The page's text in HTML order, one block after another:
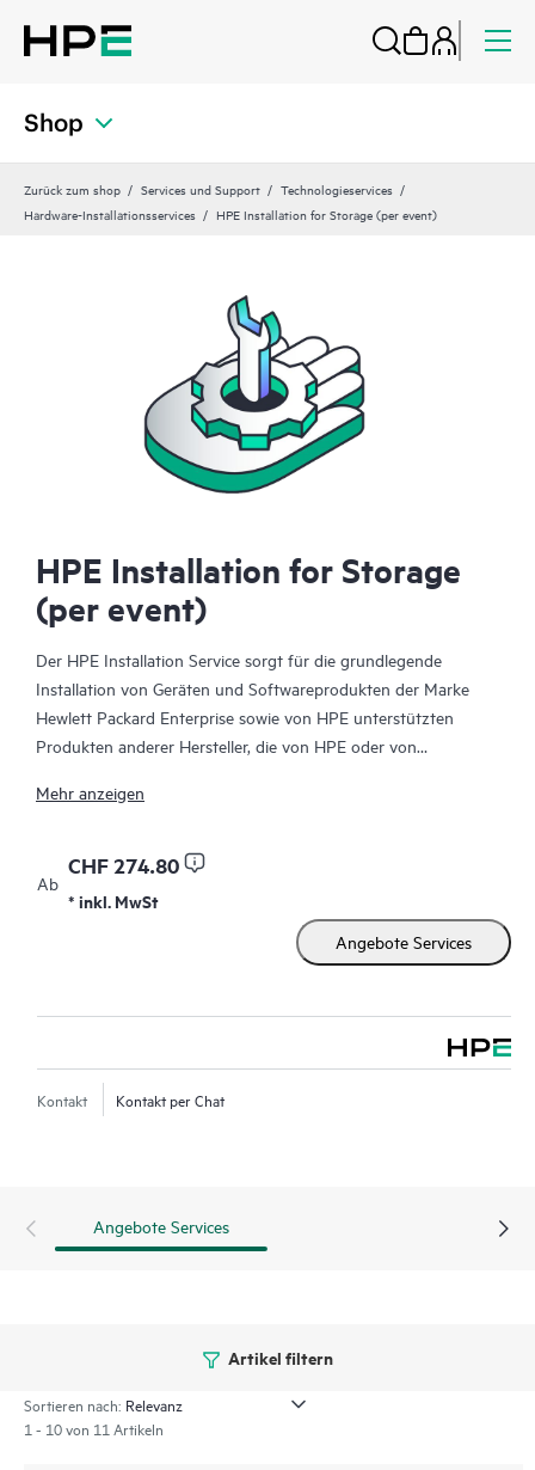
Shop
Zurück zum shop Services und Support
Technologieservices
Hardware-Installationsservices
HPE Installation for Storage (per event)
HPE Installation for Storage
(per event)
Der HPE Installation Service sorgt für die grundlegende
Installation von Geräten und Softwareprodukten der Marke
Hewlett Packard Enterprise sowie von HPE unterstützten
Produkten anderer Hersteller, die von HPE oder von
Installation Service ist Teil eines Pakets aus HPE
zu geben, dass Ihre HPE und von HPE unterstützten Produkte
durch einen Experten von Hewlett Packard Enterprise und
unter Einhaltung der Anweisungen der Produktdokumentation
Mehr anzeigen
Ab
CHF 274.80
* inkl. MwSt
Angebote Services
Kontakt Kontakt per Chat
Angebote Services
Artikel filtern
Sortieren nach:
1 - 10 von 11 Artikeln